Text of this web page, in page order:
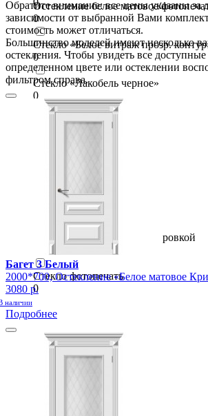
Остекление белое матовое/
0
Стекло «Белое витраж прозр.
0
Стекло «Лакобель черное»
0
Стекло «Сатинат»
Стекло «Сатинато»
Стекло «Сатинато» с гравировкой
Стекло фотопечать
0
Обратите внимание: все цены указаны за
зависимости от выбранной Вами
стоимость может отличаться.
Большинство моделей имеют несколько
остекления. Чтобы увидеть все
определенном цвете или остеклении
фильтром справа.
Багет 3 Белый
2000*700, Остекление «Белое матовое
3080 р.
наличии
Подробнее